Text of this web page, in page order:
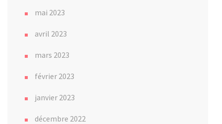
mai 2023
avril 2023
mars 2023
février 2023
janvier 2023
décembre 2022